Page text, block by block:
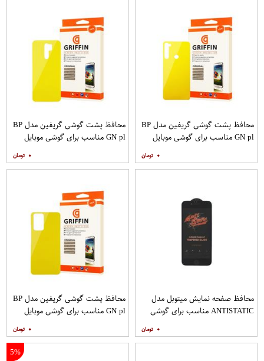
محافظ پشت گوشی گریفین مدل BP
GN pl مناسب برای گوشی موبایل
۰
محافظ پشت گوشی گریفین مدل BP
GN pl مناسب برای گوشی موبایل
۰
محافظ صفحه نمایش میتوبل مدل
ANTISTATIC مناسب برای گوشی
۰
محافظ پشت گوشی گریفین مدل BP
GN pl مناسب برای گوشی موبایل
۰
5%